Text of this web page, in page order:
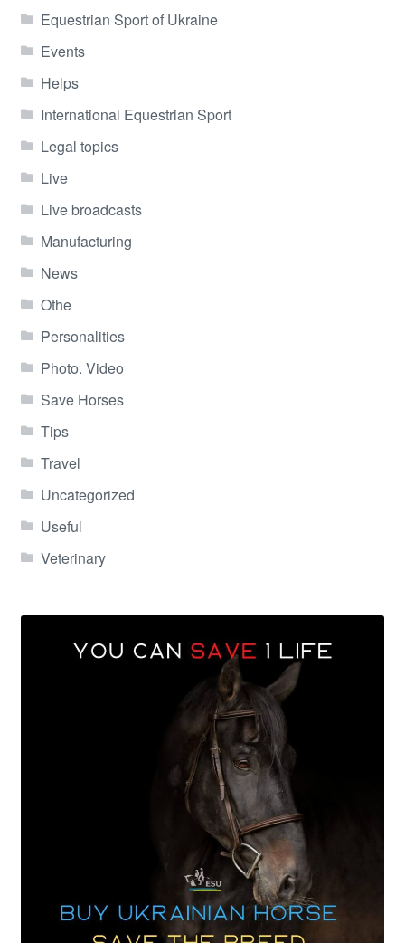
Equestrian Sport of Ukraine
Events
Helps
International Equestrian Sport
Legal topics
Live
Live broadcasts
Manufacturing
News
Othe
Personalities
Photo. Video
Save Horses
Tips
Travel
Uncategorized
Useful
Veterinary